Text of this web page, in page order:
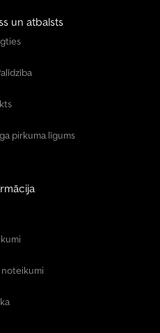
un atbalsts
pirkuma līgums